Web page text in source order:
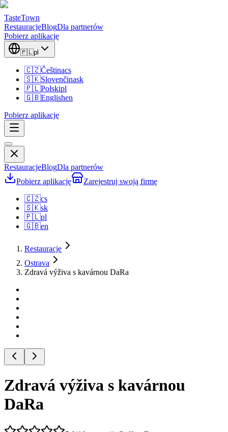
TasteTown
RestauracjeBlogDla partnerów
Pobierz aplikację
🇵🇱pl
🇨🇿Češtinacs
🇸🇰Slovenčinask
🇵🇱Polskipl
🇬🇧Englishen
Pobierz aplikację
RestauracjeBlogDla partnerów
Pobierz aplikację
Zarejestruj swoją firmę
🇨🇿cs
🇸🇰sk
🇵🇱pl
🇬🇧en
Restauracje
Ostrava
Zdravá výživa s kavárnou DaRa
Zdravá výživa s kavárnou
DaRa